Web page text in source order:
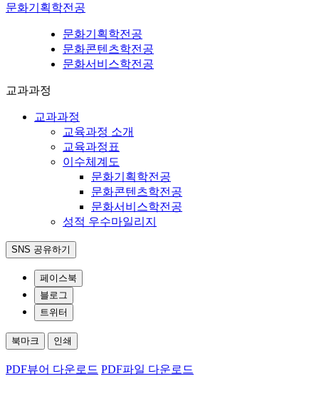
문화기획학전공
문화기획학전공
문화콘텐츠학전공
문화서비스학전공
교과과정
교과과정
교육과정 소개
교육과정표
이수체계도
문화기획학전공
문화콘텐츠학전공
문화서비스학전공
성적 우수마일리지
SNS 공유하기
페이스북
블로그
트위터
북마크 인쇄
PDF뷰어 다운로드 PDF파일 다운로드